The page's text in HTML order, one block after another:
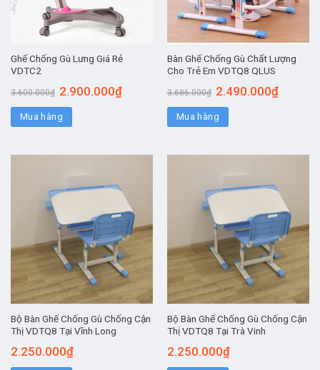
Ghế Chống Gù Lưng Giá Rẻ
VDTC2
3.600.000₫ 2.900.000₫
Mua hàng
Bàn Ghế Chống Gù Chất Lượng
Cho Trẻ Em VDTQ8 QLUS
3.686.000₫ 2.490.000₫
Mua hàng
Bộ Bàn Ghế Chống Gù Chống Cận
Thị VDTQ8 Tại Vĩnh Long
2.250.000₫
Bộ Bàn Ghế Chống Gù Chống Cận
Thị VDTQ8 Tại Trà Vinh
2.250.000₫